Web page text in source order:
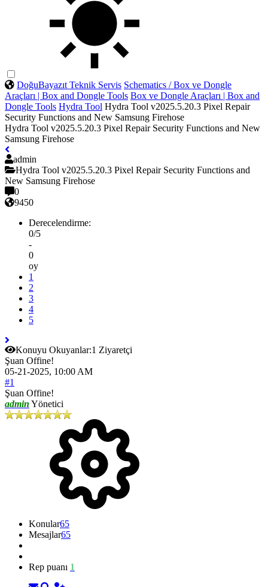
DoğuBayazıt Teknik Servis Schematics / Box ve Dongle
Araçları | Box and Dongle Tools Box ve Dongle Araçları | Box and
Dongle Tools Hydra Tool Hydra Tool v2025.5.20.3 Pixel Repair
Security Functions and New Samsung Firehose
Hydra Tool v2025.5.20.3 Pixel Repair Security Functions and New
Samsung Firehose
admin
Hydra Tool v2025.5.20.3 Pixel Repair Security Functions and
New Samsung Firehose
0
9450
Derecelendirme:
0/5
-
0
oy
1
2
3
4
5
Konuyu Okuyanlar:1 Ziyaretçi
Şuan Offine!
05-21-2025, 10:00 AM
#1
Şuan Offine!
admin Yönetici
Konular65
Mesajlar65
Rep puanı 1